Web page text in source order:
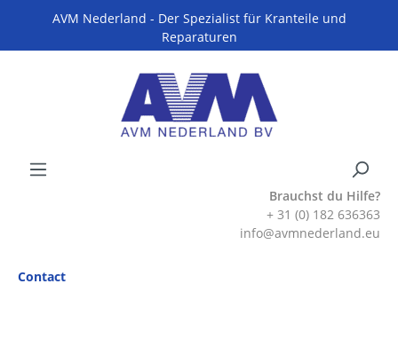
AVM Nederland - Der Spezialist für Kranteile und
Reparaturen
Brauchst du Hilfe?
+ 31 (0) 182 636363
info@avmnederland.eu
Contact